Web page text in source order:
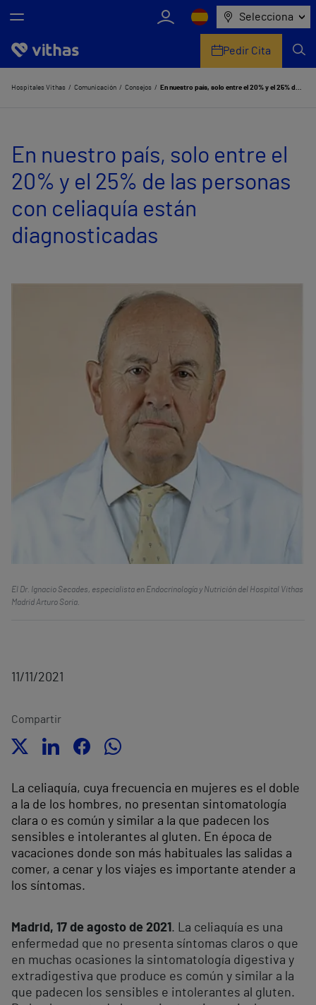
Selecciona
Nosotros
Servicios de salud
Equipo médico y asistencial
Pedir Cita
Hospitales Vithas Comunicación Consejos En nuestro país, solo entre el 20% y el 25% de las personas con celiaquía están diagnosticadas
En nuestro país, solo entre el
20% y el 25% de las personas
con celiaquía están
diagnosticadas
El Dr. Ignacio Secades, especialista en Endocrinología y Nutrición del Hospital Vithas
Madrid Arturo Soria.
11/11/2021
Compartir
La celiaquía, cuya frecuencia en mujeres es el doble
a la de los hombres, no presentan sintomatología
clara o es común y similar a la que padecen los
sensibles e intolerantes al gluten. En época de
vacaciones donde son más habituales las salidas a
comer, a cenar y los viajes es importante atender a
los síntomas.
Madrid, 17 de agosto de 2021 . La celiaquía es una
enfermedad que no presenta síntomas claros o que
en muchas ocasiones la sintomatología digestiva y
extradigestiva que produce es común y similar a la
que padecen los sensibles e intolerantes al gluten.